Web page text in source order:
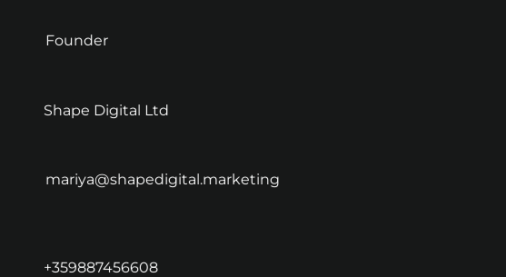
Founder
Shape Digital Ltd
mariya@shapedigital.marketing
+359887456608